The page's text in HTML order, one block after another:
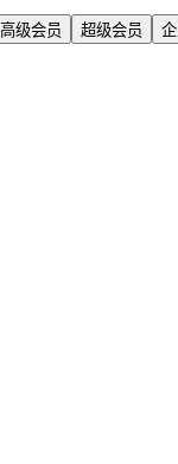
高级会员 超级会员